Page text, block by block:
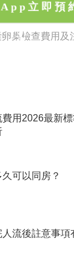
立即預
巢檢查費用及
用2026最新
可以同房？
流後註意事項